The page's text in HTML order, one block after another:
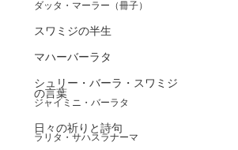
ダッタ・マーラー（冊子）
スワミジの半生
マハーバーラタ
シュリー・バーラ・スワミジ
の言葉
ジャイミニ・バーラタ
日々の祈りと詩句
ラリタ・サハスラナーマ